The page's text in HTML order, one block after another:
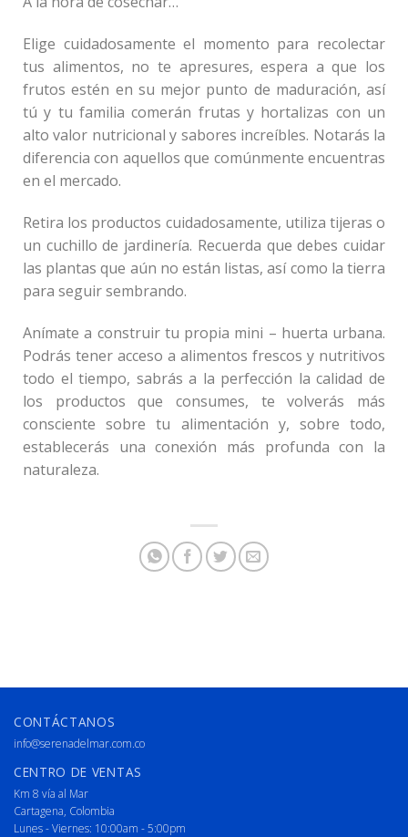
Elige cuidadosamente el momento para recolectar
tus alimentos, no te apresures, espera a que los
frutos estén en su mejor punto de maduración, así
tú y tu familia comerán frutas y hortalizas con un
alto valor nutricional y sabores increíbles. Notarás la
diferencia con aquellos que comúnmente encuentras
en el mercado.
Retira los productos cuidadosamente, utiliza tijeras o
un cuchillo de jardinería. Recuerda que debes cuidar
las plantas que aún no están listas, así como la tierra
para seguir sembrando.
Anímate a construir tu propia mini – huerta urbana.
Podrás tener acceso a alimentos frescos y nutritivos
todo el tiempo, sabrás a la perfección la calidad de
los productos que consumes, te volverás más
consciente sobre tu alimentación y, sobre todo,
establecerás una conexión más profunda con la
naturaleza.
CONTÁCTANOS
info@serenadelmar.com.co
CENTRO DE VENTAS
Km 8 vía al Mar
Cartagena, Colombia
Lunes - Viernes: 10:00am - 5:00pm